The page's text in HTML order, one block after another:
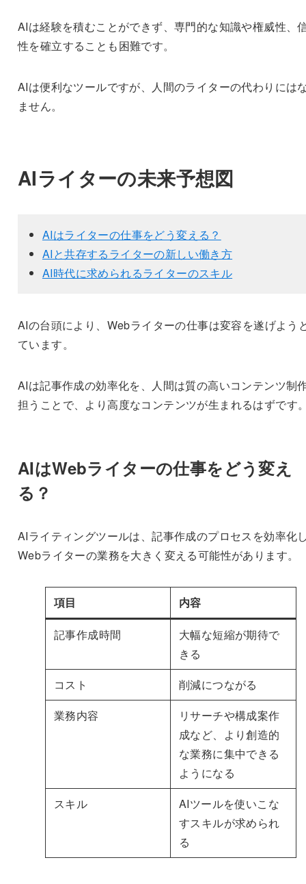
AIは経験を積むことができず、専門的な知識や権威性、
性を確立することも困難です。
AIは便利なツールですが、人間のライターの代わりには
ません。
AIライターの未来予想図
AIはライターの仕事をどう変える？
AIと共存するライターの新しい働き方
AI時代に求められるライターのスキル
AIの台頭により、Webライターの仕事は変容を遂げよう
ています。
AIは記事作成の効率化を、人間は質の高いコンテンツ制
担うことで、より高度なコンテンツが生まれるはずです
AIはWebライターの仕事をどう変え
る？
AIライティングツールは、記事作成のプロセスを効率化
Webライターの業務を大きく変える可能性があります。
項目 内容
記事作成時間
大幅な短縮が期待で
きる
コスト
削減につながる
業務内容
リサーチや構成案作
成など、より創造的
な業務に集中できる
ようになる
スキル
AIツールを使いこな
すスキルが求められ
る